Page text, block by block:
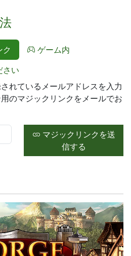
ゲーム内
さい
れているメールアドレスを入力
のマジックリンクをメールでお
マジックリンクを送
信する